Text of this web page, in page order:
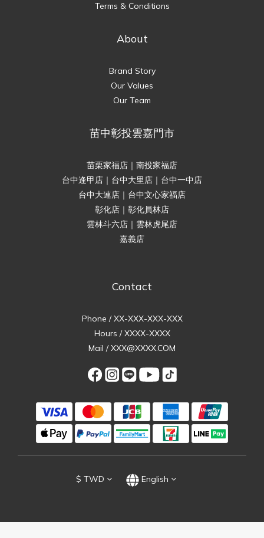
Terms & Conditions
About
Brand Story
Our Values
Our Team
苗中彰投雲嘉門市
苗栗家福店｜南投家福店
台中逢甲店｜台中大里店｜台中一中店
台中大連店｜台中文心家福店
彰化店｜彰化員林店
雲林斗六店｜雲林虎尾店
嘉義店
Contact
Phone / XX-XXX-XXX-XXX
Hours / XXXX-XXXX
Mail / XXX@XXXX.COM
$ TWD English